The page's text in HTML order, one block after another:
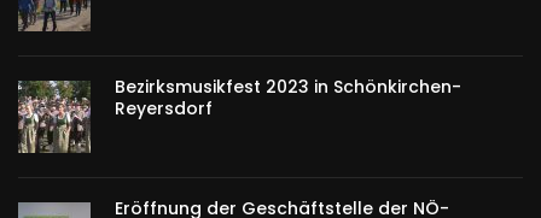
Bezirksmusikfest 2023 in Schönkirchen-
Reyersdorf
Eröffnung der Geschäftstelle der NÖ-